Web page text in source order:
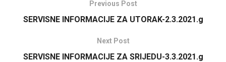
Previous Post
SERVISNE INFORMACIJE ZA UTORAK-2.3.2021.g
Next Post
SERVISNE INFORMACIJE ZA SRIJEDU-3.3.2021.g